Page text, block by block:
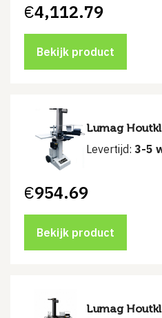
€4,112.79
Bekijk product
Lumag
Levertijd: 3-5
€954.69
Bekijk product
Lumag